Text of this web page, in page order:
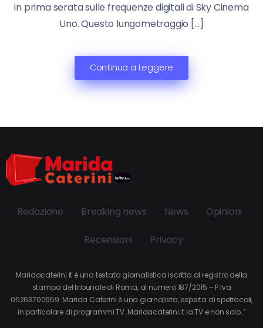
in prima serata sulle frequenze digitali di Sky Cinema
Uno. Questo lungometraggio […]
Continua a Leggere
Redazione Breaking news News Opinioni
Recensioni Privacy
Maridacaterini.it è una testata giornalistica iscritta al registro della
stampa del tribunale di Roma, al numero 187/2015 – P.Iva
05263700659. Marida Caterini è una giornalista, esperta di spettacoli,
in particolare di programmi TV. Maridacaterini.it la TV e non solo…’